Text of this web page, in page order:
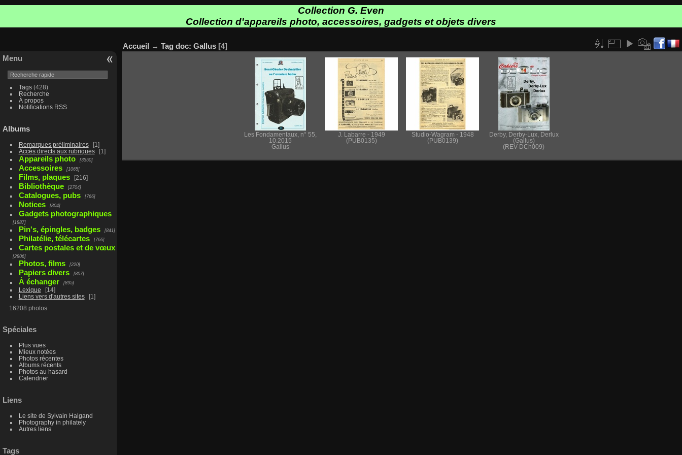
Collection G. Even
Collection d'appareils photo, accessoires, gadgets et objets divers
Menu
Tags(428)
Recherche
À propos
Notifications RSS
Albums
Remarques préliminaires
1
Accès directs aux rubriques
1
Appareils photo 3550
Accessoires 1065
Films, plaques 216
Bibliothèque 2704
Catalogues, pubs 766
Notices 804
Gadgets photographiques
1887
Pin's, épingles, badges 841
Philatélie, télécartes 766
Cartes postales et de vœux
2806
Photos, films 220
Papiers divers 807
À échanger 895
Lexique
14
Liens vers d'autres sites
1
16208 photos
Spéciales
Plus vues
Mieux notées
Photos récentes
Albums récents
Photos au hasard
Calendrier
Liens
Le site de Sylvain Halgand
Photography in philately
Autres liens
Tags
Accueil → Tag doc: Gallus 4
Les Fondamentaux, n° 55,
10.2015
Gallus
J. Labarre - 1949
(PUB0135)
Studio-Wagram - 1948
(PUB0139)
Derby, Derby-Lux, Derlux
(Gallus)
(REV-DCh009)